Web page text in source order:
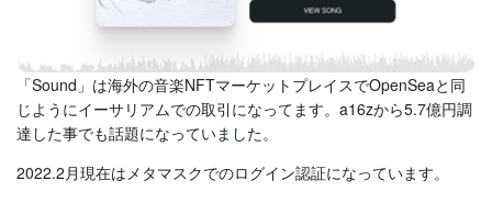
「Sound」は海外の音楽NFTマーケットプレイスでOpenSeaと同
じようにイーサリアムでの取引になってます。a16zから5.7億円調
達した事でも話題になっていました。
2022.2月現在はメタマスクでのログイン認証になっています。